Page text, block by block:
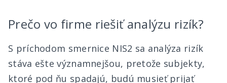
Prečo vo firme riešiť analýzu rizík?
S príchodom smernice NIS2 sa analýza rizík
stáva ešte významnejšou, pretože subjekty,
ktoré pod ňu spadajú, budú musieť prijať